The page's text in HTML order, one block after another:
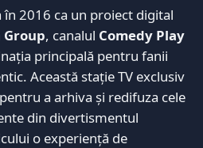
2016 ca un proiect digital
, canalul Comedy Play
principală pentru fanii
Această stație TV exclusiv
a arhiva și redifuza cele
din divertismentul
o experiență de